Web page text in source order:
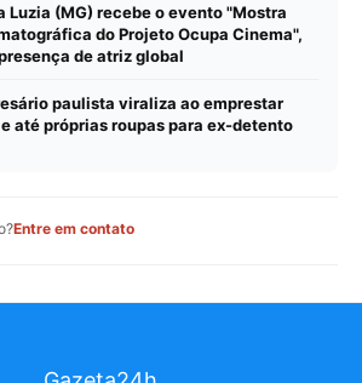
Luzia (MG) recebe o evento "Mostra
do Projeto Ocupa Cinema",
de atriz global
paulista viraliza ao emprestar
até próprias roupas para ex-detento
Entre em contato